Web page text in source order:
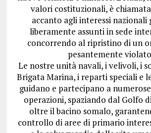
valori costituzionali, è
accanto agli interessi nazionali
liberamente assunti in sede
concorrendo al ripristino di un
pesantemente
Le nostre unità navali, i velivoli, i
Brigata Marina, i reparti speciali e
guidano e partecipano a
operazioni, spaziando dal Golfo
oltre il bacino somalo,
controllo di aree di primario